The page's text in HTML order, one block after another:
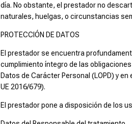
día. No obstante, el prestador no
naturales, huelgas, o circunstancias
PROTECCIÓN DE DATOS
El prestador se encuentra
cumplimiento íntegro de las
Datos de Carácter Personal (LOPD) y
UE 2016/679).
El prestador pone a disposición de los